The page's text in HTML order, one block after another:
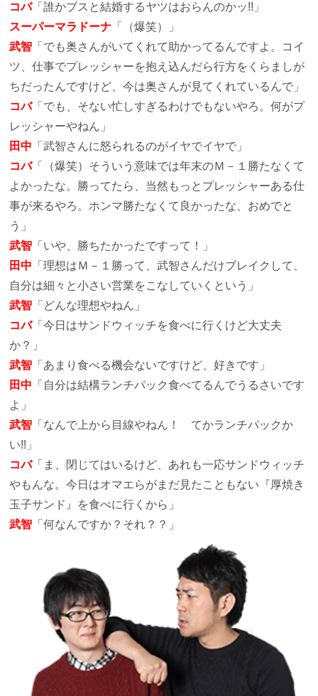
コバ「誰かブスと結婚するヤツはおらんのかッ!!」
スーパーマラドーナ 「（爆笑）」
武智 「でも奥さんがいてくれて助かってるんですよ。コイ
ツ、仕事でプレッシャーを抱え込んだら行方をくらましが
ちだったんですけど、今は奥さんが見てくれているんで」
コバ「でも、そない忙しすぎるわけでもないやろ。何がプ
レッシャーやねん」
田中 「武智さんに怒られるのがイヤでイヤで」
コバ「（爆笑）そういう意味では年末のＭ－１勝たなくて
よかったな。勝ってたら、当然もっとプレッシャーある仕
事が来るやろ。ホンマ勝たなくて良かったな、おめでと
う」
武智 「いや、勝ちたかったですって！」
田中 「理想はＭ－１勝って、武智さんだけブレイクして、
自分は細々と小さい営業をこなしていくという」
武智 「どんな理想やねん」
コバ「今日はサンドウィッチを食べに行くけど大丈夫
か？」
武智 「あまり食べる機会ないですけど、好きです」
田中 「自分は結構ランチパック食べてるんでうるさいです
よ」
武智 「なんで上から目線やねん！ てかランチパックか
い!!」
コバ「ま、閉じてはいるけど、あれも一応サンドウィッチ
やもんな。今日はオマエらがまだ見たこともない『厚焼き
玉子サンド』を食べに行くから」
武智 「何なんですか？それ？？」